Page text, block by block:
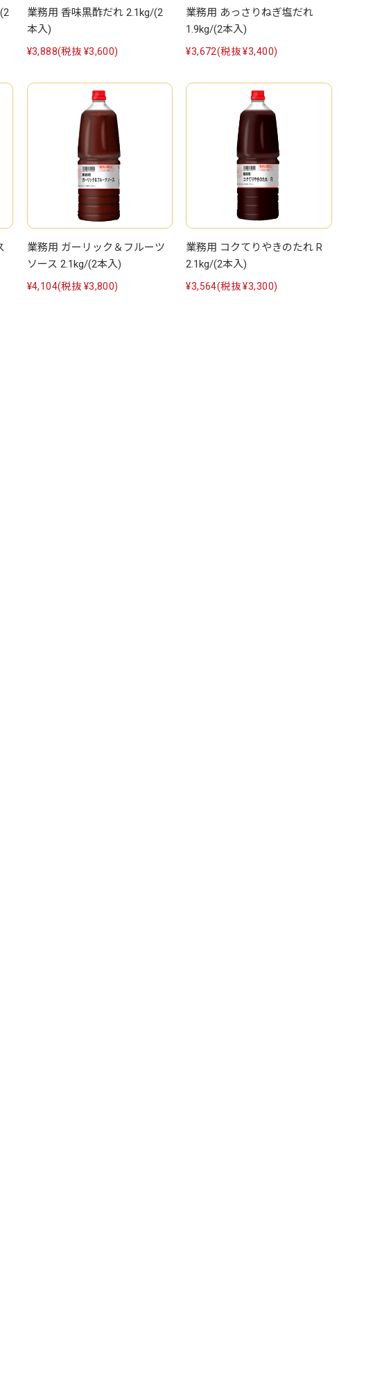
業務用 香味黒酢だれ 2.1kg/(2
本入)
¥3,888(税抜 ¥3,600)
業務用 あっさりねぎ塩だれ
1.9kg/(2本入)
¥3,672(税抜 ¥3,400)
業務用 ガーリック＆フルーツ
ソース 2.1kg/(2本入)
¥4,104(税抜 ¥3,800)
業務用 コクてりやきのたれ R
2.1kg/(2本入)
¥3,564(税抜 ¥3,300)